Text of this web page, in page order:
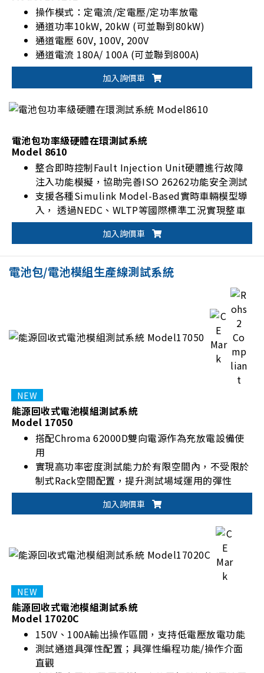
操作模式：定電流/定電壓/定功率放電
通道功率10kW, 20kW (可並聯到80kW)
通道電壓 60V, 100V, 200V
通道電流 180A/ 100A (可並聯到800A)
加入詢價車
電池包功率級硬體在環測試系統
Model 8610
整合即時控制Fault Injection Unit硬體進行故障
注入功能模擬，協助完善ISO 26262功能安全測試
支援各種Simulink Model-Based實時車輛模型導
入， 透過NEDC、WLTP等國際標準工況實現整車
等級電池動態充放電性能驗證
支援CAN、CAN FD、LIN、RS-485通訊介面
獨立PLC系統即時監控，確保試驗過程安全無虞
加入詢價車
電池包/電池模組生產線測試系統
能源回收式電池模組測試系統
Model 17050
搭配Chroma 62000D雙向電源作為充放電設備使
用
實現高功率密度測試能力於有限空間內，不受限於
制式Rack空間配置，提升測試場域運用的彈性
加入詢價車
能源回收式電池模組測試系統
Model 17020C
150V、100A輸出操作區間，支持低電壓放電功能
測試通道具彈性配置；具彈性編程功能/操作介面
直觀